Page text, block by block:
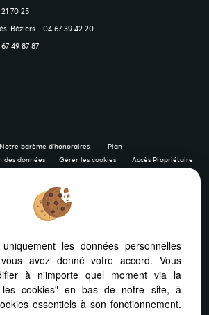
70 25
Béziers - 04 67 39 42 20
49 87 87
Notre barème d'honoraires
Plan
données
Gérer les cookies Accès Propriétaire
offrir un confort de lecture permanent, depuis
votre tablette ou votre smartphone, notre site
automatiquement aux différents types d'écrans
les données personnelles
avez donné votre accord. Vous
à n'importe quel moment via la
les cookies" en bas de notre site, à
essentiels à son fonctionnement.